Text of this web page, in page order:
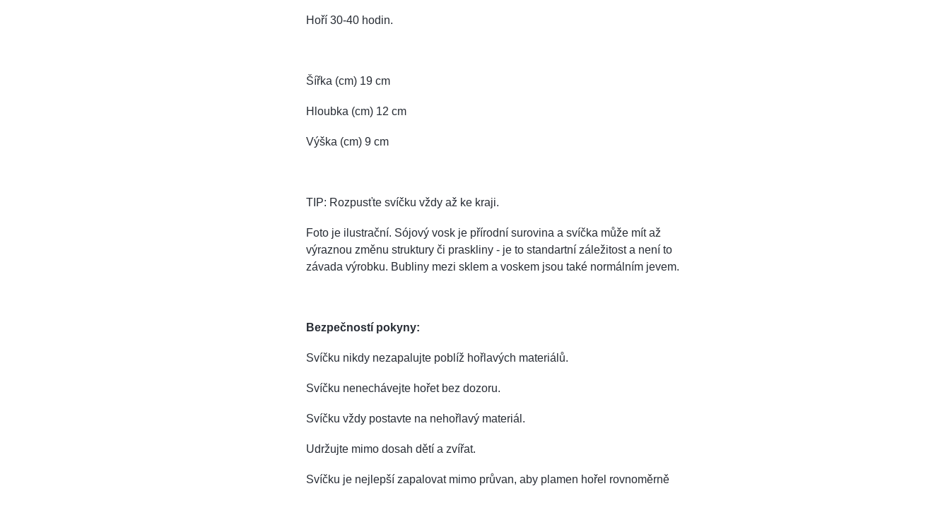
Hoří 30-40 hodin.
Šířka (cm) 19 cm
Hloubka (cm) 12 cm
Výška (cm) 9 cm
TIP: Rozpusťte svíčku vždy až ke kraji.
Foto je ilustrační. Sójový vosk je přírodní surovina a svíčka může mít až
výraznou změnu struktury či praskliny - je to standartní záležitost a není to
závada výrobku. Bubliny mezi sklem a voskem jsou také normálním jevem.
Bezpečností pokyny:
Svíčku nikdy nezapalujte poblíž hořlavých materiálů.
Svíčku nenechávejte hořet bez dozoru.
Svíčku vždy postavte na nehořlavý materiál.
Udržujte mimo dosah dětí a zvířat.
Svíčku je nejlepší zapalovat mimo průvan, aby plamen hořel rovnoměrně